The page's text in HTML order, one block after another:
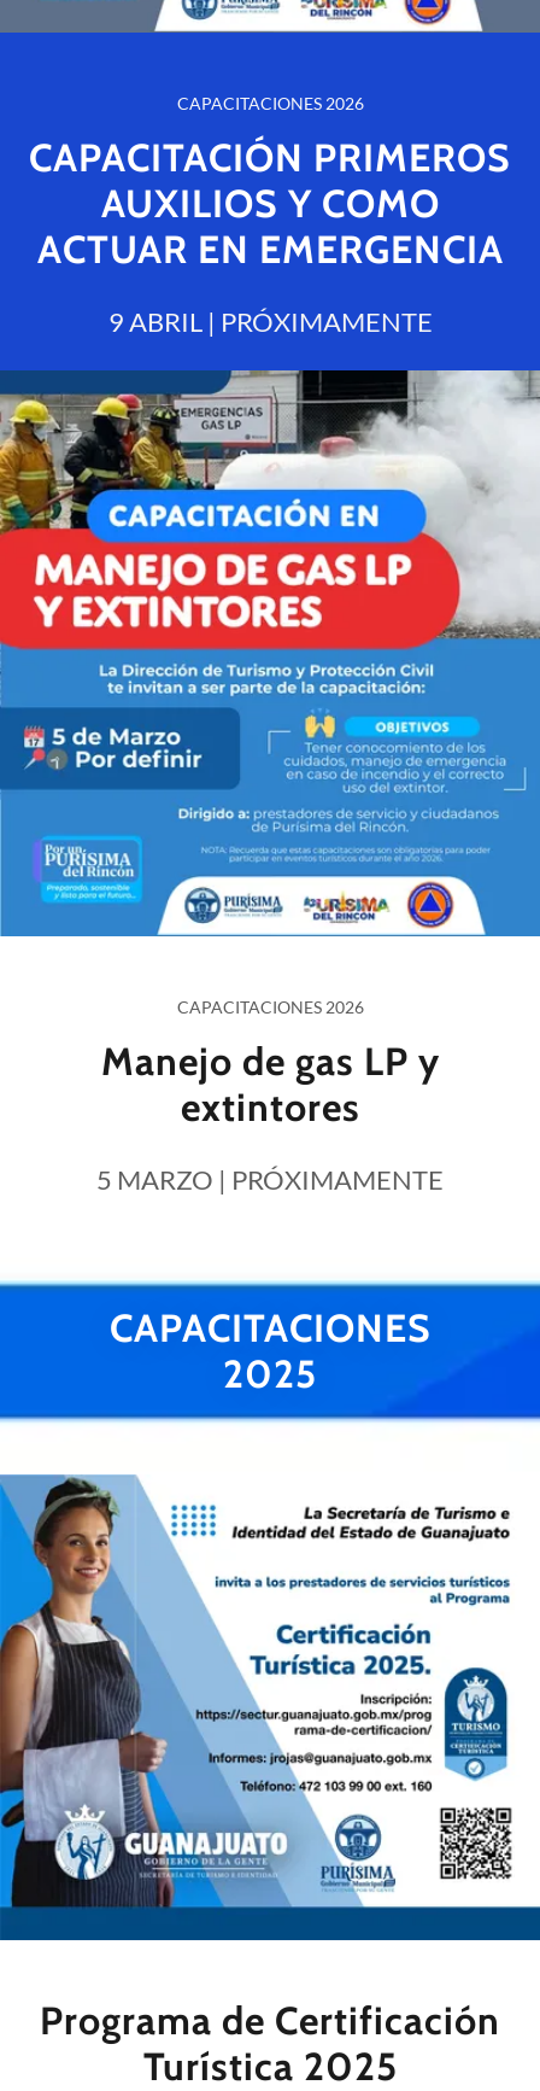
CAPACITACIONES 2026
CAPACITACIÓN PRIMEROS
AUXILIOS Y COMO
ACTUAR EN EMERGENCIA
9 ABRIL | PRÓXIMAMENTE
CAPACITACIONES 2026
Manejo de gas LP y
extintores
5 MARZO | PRÓXIMAMENTE
CAPACITACIONES
2025
Programa de Certificación
Turística 2025